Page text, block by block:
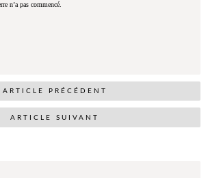
n’a pas commencé.
ARTICLE PRÉCÉDENT
ARTICLE SUIVANT